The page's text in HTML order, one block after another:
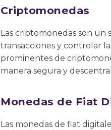
Criptomonedas
Las criptomonedas son
transacciones y controlar
prominentes de
manera segura y
Monedas de Fiat
Las monedas de fiat